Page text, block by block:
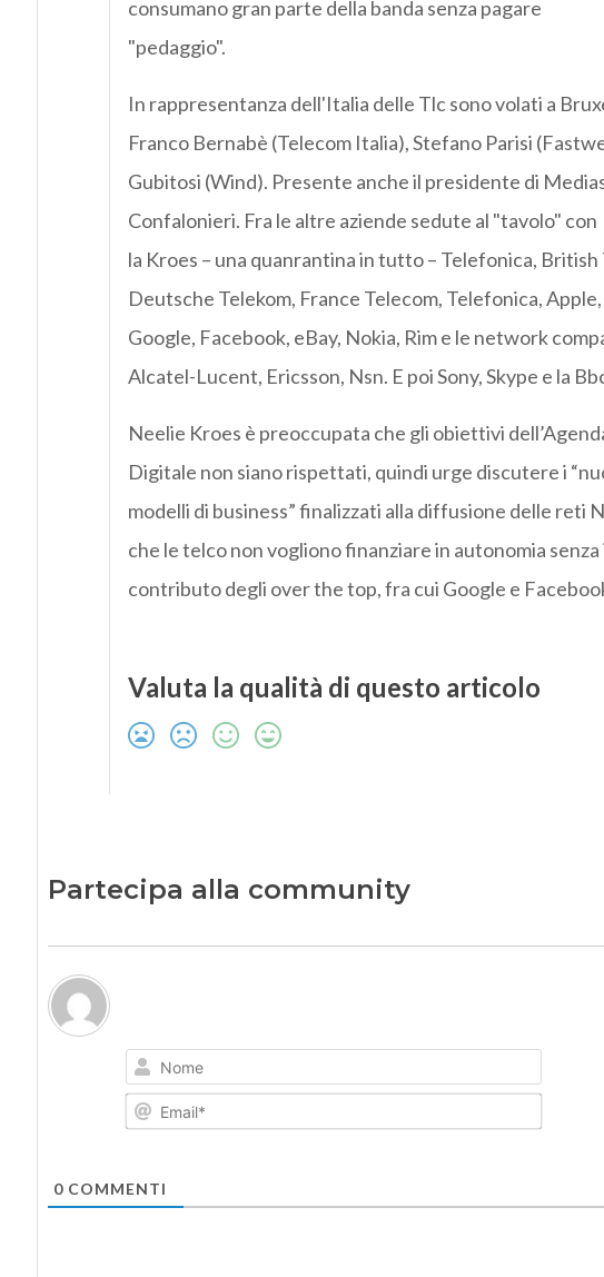
consumano gran parte della banda senza pagare
"pedaggio".
In rappresentanza dell'Italia delle Tlc sono volati a
Franco Bernabè (Telecom Italia), Stefano Parisi
Gubitosi (Wind). Presente anche il presidente di
Confalonieri. Fra le altre aziende sedute al "tavolo" con
la Kroes – una quanrantina in tutto – Telefonica, British
Deutsche Telekom, France Telecom, Telefonica,
Google, Facebook, eBay, Nokia, Rim e le network
Alcatel-Lucent, Ericsson, Nsn. E poi Sony, Skype e la
Neelie Kroes è preoccupata che gli obiettivi
Digitale non siano rispettati, quindi urge discutere i
modelli di business” finalizzati alla diffusione delle reti
che le telco non vogliono finanziare in autonomia senza
contributo degli over the top, fra cui Google e
Valuta la qualità di questo articolo
Partecipa alla community
Nome
Email*
0COMMENTI